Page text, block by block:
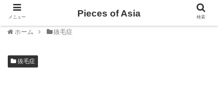
ホーム 抜毛症
抜毛症
メニュー Pieces of Asia 検索